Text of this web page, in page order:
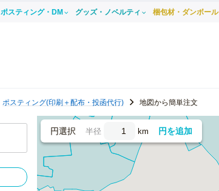
ポスティング・DM グッズ・ノベルティ 梱包材・ダンボール
ポスティング(印刷＋配布・投函代行) 地図から簡単注文
円選択 半径 km 円を追加